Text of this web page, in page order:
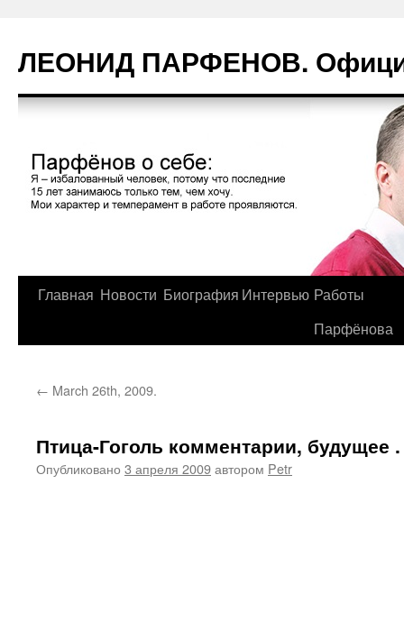
содержимому
ЛЕОНИД ПАРФЕНОВ.
Главная Новости Биография Интервью Работы
Парфёнова
← March 26th, 2009.
Птица-Гоголь комментарии, будущее .
Опубликовано 3 апреля 2009автором Petr